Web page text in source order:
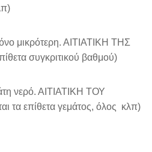
μικρότερη. ΑΙΤΙΑΤΙΚΗ ΤΗΣ
συγκριτικού βαθμού)
νερό. ΑΙΤΙΑΤΙΚΗ ΤΟΥ
επίθετα γεμάτος, όλος κλπ)